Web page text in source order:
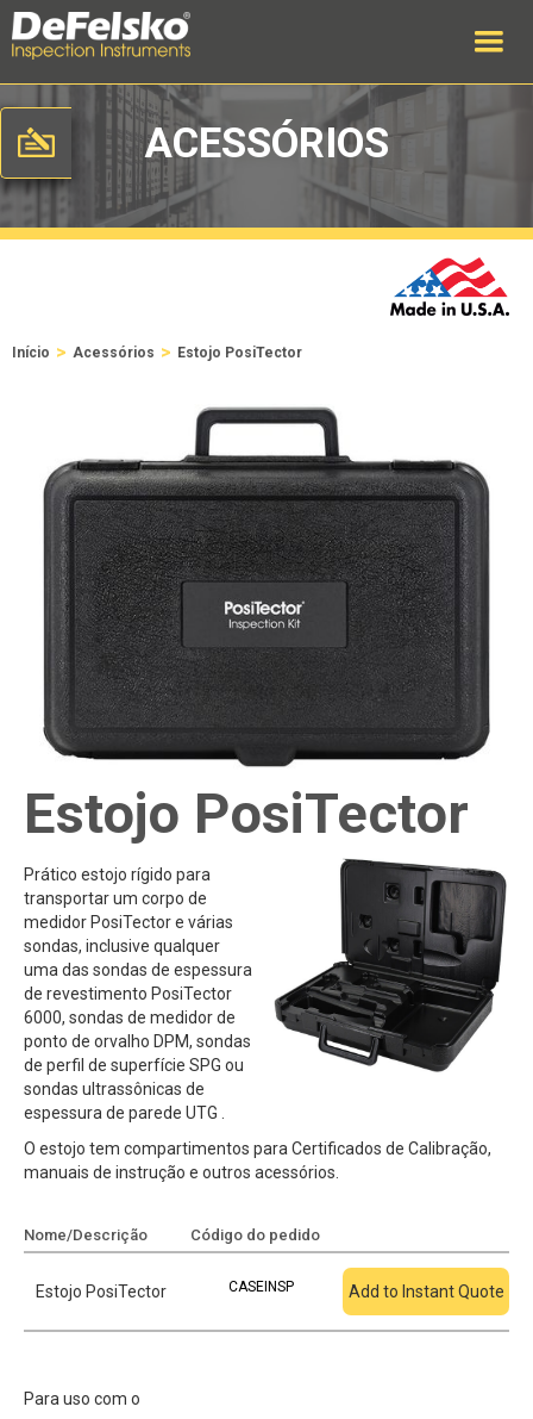
ACESSÓRIOS
Início > Acessórios > Estojo PosiTector
Estojo PosiTector
Prático estojo rígido para
transportar um corpo de
medidor PosiTector e várias
sondas, inclusive qualquer
uma das sondas de espessura
de revestimento PosiTector
6000, sondas de medidor de
ponto de orvalho DPM, sondas
de perfil de superfície SPG ou
sondas ultrassônicas de
espessura de parede UTG .
O estojo tem compartimentos para Certificados de Calibração,
manuais de instrução e outros acessórios.
Nome/Descrição Código do pedido
Estojo PosiTector CASEINSP Add to Instant Quote
Para uso com o